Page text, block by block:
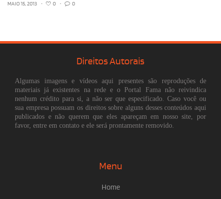
MAIO 15, 2013 • 0 • 0
Direitos Autorais
Algumas imagens e vídeos aqui presentes são reproduções de
materiais já existentes na rede e o Portal Fama não reivindica
nenhum crédito para si, a não ser que especificado. Caso você ou
sua empresa possuam os direitos sobre alguns desses conteúdos aqui
publicados e não querem que eles apareçam em nosso site, por
favor, entre em contato e ele será prontamente removido.
Menu
Home